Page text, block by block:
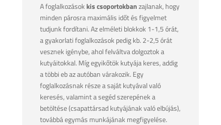
A foglalkozások kis csoportokbanzajlanak, hogy
minden párosra maximális időt és figyelmet
tudjunk fordítani. Az elméleti blokkok 1-1,5 órát,
a gyakorlati foglalkozások pedig kb. 2-2,5 órát
vesznek igénybe, ahol felváltva dolgoztok a
kutyáitokkal. Míg egyikőtök kutyája keres, addig
a többi eb az autóban várakozik. Egy
foglalkozásnak része a saját kutyával való
keresés, valamint a segéd szerepének a
betöltése (csapattársad kutyájának való elbújás),
továbbá egymás munkájának megfigyelése.